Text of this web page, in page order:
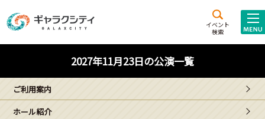
イベント
検索
施設案内
西新井
文化ホール
ギャラクシティとは
2027年11月23日の公演一覧
ご利用案内
ホール紹介